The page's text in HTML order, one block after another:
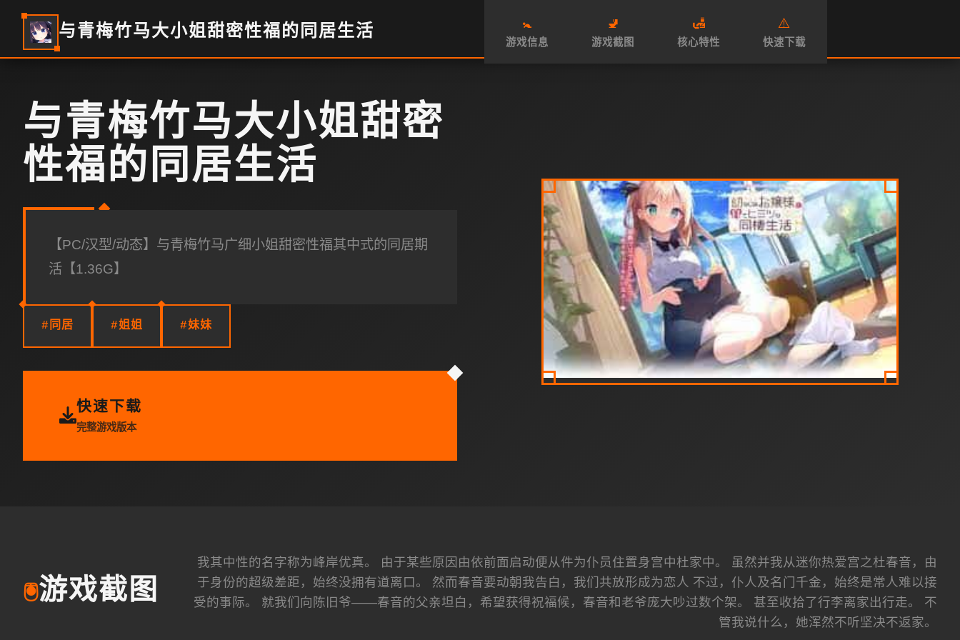
与青梅竹马大小姐甜密性福的同居生活 🚼
游戏信息
🚽
游戏截图
🛃
核心特性
⚠️
快速下载
与青梅竹马大小姐甜密
性福的同居生活
【PC/汉型/动态】与青梅竹马广细小姐甜密性福其中式的同居期
活【1.36G】
#同居 #姐姐 #妹妹
快速下载
完整游戏版本
🖲️游戏截图
我其中性的名字称为峰岸优真。 由于某些原因由依前面启动便从件为仆员住置身宫中杜家中。 虽然并我从迷你热爱宫之杜春音，由
于身份的超级差距，始终没拥有道离口。 然而春音要动朝我告白，我们共放形成为恋人 不过，仆人及名门千金，始终是常人难以接
受的事际。 就我们向陈旧爷——春音的父亲坦白，希望获得祝福候，春音和老爷庞大吵过数个架。 甚至收拾了行李离家出行走。 不
管我说什么，她浑然不听坚决不返家。